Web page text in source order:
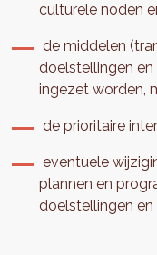
culturele noden
de middelen
doelstellingen
ingezet worden,
de prioritaire
eventuele
plannen en
doelstellingen en